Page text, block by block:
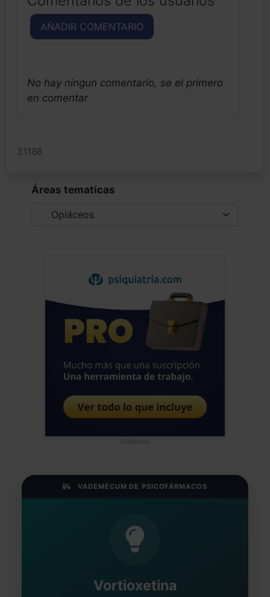
AÑADIR COMENTARIO
No hay ningun comentario, se el primero
en comentar
31188
Áreas tematicas
Publicidad
VADEMÉCUM DE PSICOFÁRMACOS
Vortioxetina